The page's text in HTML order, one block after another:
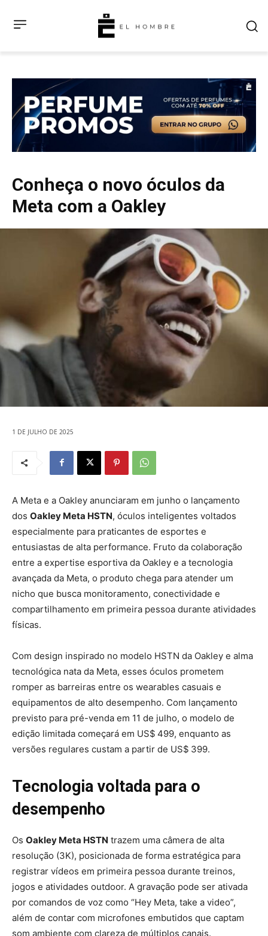
Conheça o novo óculos da
Meta com a Oakley
1 DE JULHO DE 2025
A Meta e a Oakley anunciaram em junho o lançamento
dos Oakley Meta HSTN, óculos inteligentes voltados
especialmente para praticantes de esportes e
entusiastas de alta performance. Fruto da colaboração
entre a expertise esportiva da Oakley e a tecnologia
avançada da Meta, o produto chega para atender um
nicho que busca monitoramento, conectividade e
compartilhamento em primeira pessoa durante atividades
físicas.
Com design inspirado no modelo HSTN da Oakley e alma
tecnológica nata da Meta, esses óculos prometem
romper as barreiras entre os wearables casuais e
equipamentos de alto desempenho. Com lançamento
previsto para pré-venda em 11 de julho, o modelo de
edição limitada começará em US$ 499, enquanto as
versões regulares custam a partir de US$ 399.
Tecnologia voltada para o
desempenho
Os Oakley Meta HSTN trazem uma câmera de alta
resolução (3K), posicionada de forma estratégica para
registrar vídeos em primeira pessoa durante treinos,
jogos e atividades outdoor. A gravação pode ser ativada
por comandos de voz como “Hey Meta, take a video”,
além de contar com microfones embutidos que captam
som ambiente com clareza de múltiplos canais.